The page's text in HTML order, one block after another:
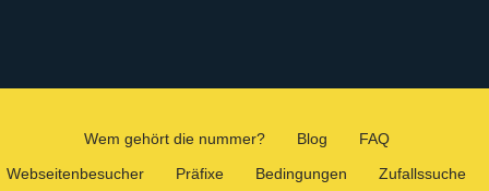
Wem gehört die nummer? Blog
FAQ
Webseitenbesucher
Präfixe Bedingungen Zufallssuche